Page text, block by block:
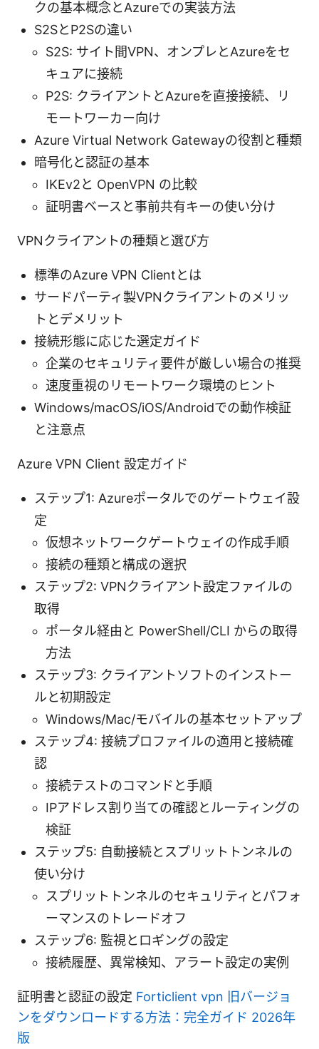
クの基本概念とAzureでの実装方法
S2SとP2Sの違い
S2S: サイト間VPN、オンプレとAzureをセ
キュアに接続
P2S: クライアントとAzureを直接接続、リ
モートワーカー向け
Azure Virtual Network Gatewayの役割と種類
暗号化と認証の基本
IKEv2と OpenVPN の比較
証明書ベースと事前共有キーの使い分け
VPNクライアントの種類と選び方
標準のAzure VPN Clientとは
サードパーティ製VPNクライアントのメリッ
トとデメリット
接続形態に応じた選定ガイド
企業のセキュリティ要件が厳しい場合の推奨
速度重視のリモートワーク環境のヒント
Windows/macOS/iOS/Androidでの動作検証
と注意点
Azure VPN Client 設定ガイド
ステップ1: Azureポータルでのゲートウェイ設
定
仮想ネットワークゲートウェイの作成手順
接続の種類と構成の選択
ステップ2: VPNクライアント設定ファイルの
取得
ポータル経由と PowerShell/CLI からの取得
方法
ステップ3: クライアントソフトのインストー
ルと初期設定
Windows/Mac/モバイルの基本セットアップ
ステップ4: 接続プロファイルの適用と接続確
認
接続テストのコマンドと手順
IPアドレス割り当ての確認とルーティングの
検証
ステップ5: 自動接続とスプリットトンネルの
使い分け
スプリットトンネルのセキュリティとパフォ
ーマンスのトレードオフ
ステップ6: 監視とロギングの設定
接続履歴、異常検知、アラート設定の実例
証明書と認証の設定 Forticlient vpn 旧バージョ
ンをダウンロードする方法：完全ガイド 2026年
版